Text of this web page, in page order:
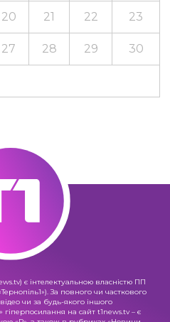
20 21 22 23
27 28 29 30
є інтелектуальною власністю ПП
За повного чи часткового
чи за будь-якого іншого
на сайт t1news.tv – є